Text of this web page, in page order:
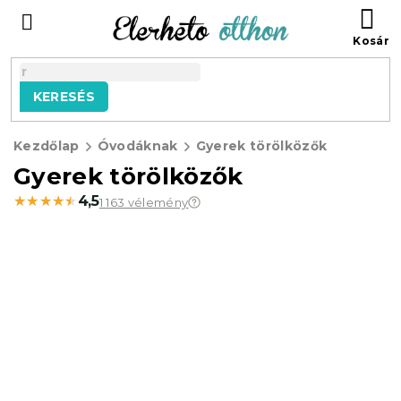
tartalomhoz
KERESÉS
Kezdőlap Óvodáknak Gyerek törölközők
Gyerek törölközők
★★★★★
★★★★★ 4,51 163 vélemény